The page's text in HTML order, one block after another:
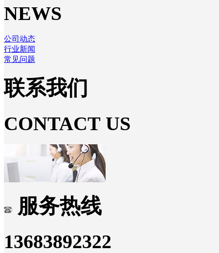
NEWS
公司动态
行业新闻
常见问题
联系我们
CONTACT US
服务热线
13683892322